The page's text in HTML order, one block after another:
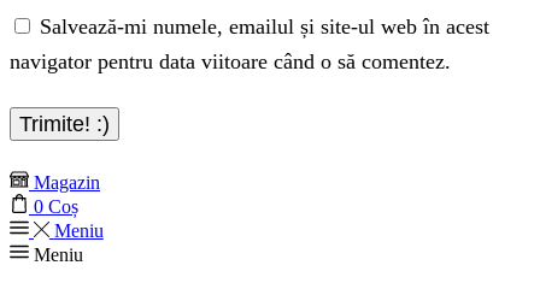
Salvează-mi numele, emailul și site-ul web în acest
navigator pentru data viitoare când o să comentez.
Magazin
0 Coș
Meniu
Meniu